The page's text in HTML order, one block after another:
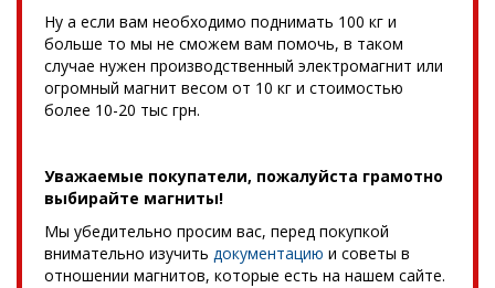
Ну а если вам необходимо поднимать 100 кг и
больше то мы не сможем вам помочь, в таком
случае нужен производственный электромагнит или
огромный магнит весом от 10 кг и стоимостью
более 10-20 тыс грн.
Уважаемые покупатели, пожалуйста грамотно
выбирайте магниты!
Мы убедительно просим вас, перед покупкой
внимательно изучить документацию и советы в
отношении магнитов, которые есть на нашем сайте.